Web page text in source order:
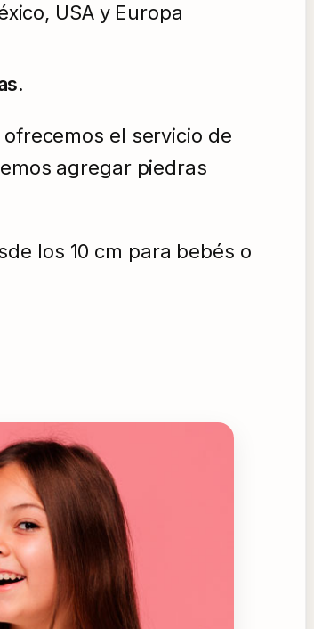
USA y Europa
el servicio de
agregar piedras
los 10 cm para bebés o